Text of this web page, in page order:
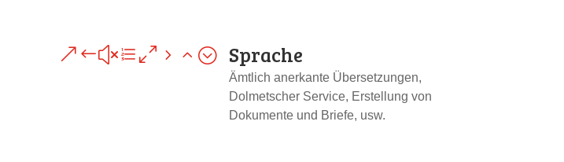
&#xe052; Sprache
Ämtlich anerkante Übersetzungen,
Dolmetscher Service, Erstellung von
Dokumente und Briefe, usw.